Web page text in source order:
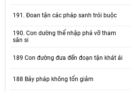
191. Đoan tận các pháp sanh trói buộc
190. Con dường thể nhập phá vỡ tham
sân si
189 Con đường đưa đến đoạn tận khát ái
188 Bảy pháp không tổn giảm